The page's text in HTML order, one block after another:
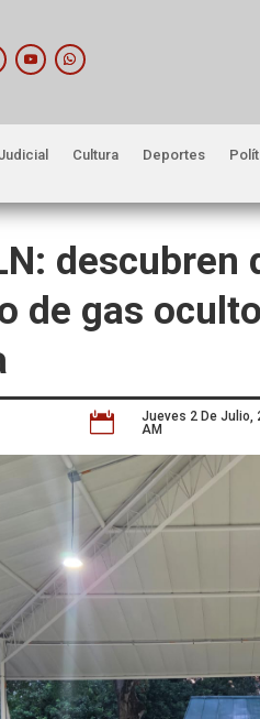
Cultura Deportes
descubren
de gas

Jueves 2 De Julio,
AM